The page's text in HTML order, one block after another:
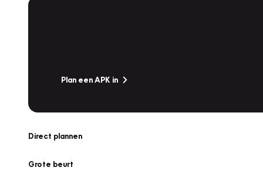
Plan een APK in
Direct plannen
Grote beurt